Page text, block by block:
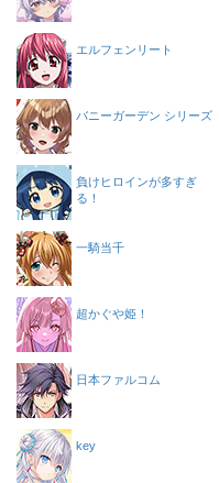
エルフェンリート
バニーガーデン シリーズ
負けヒロインが多すぎ
る！
一騎当千
超かぐや姫！
日本ファルコム
key